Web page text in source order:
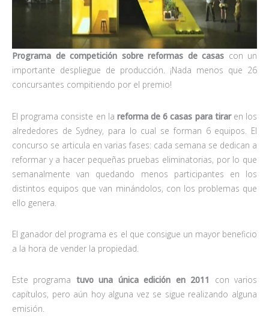
Programa de competición sobre reformas de casas con un
importante despliegue de producción. ¡Nada menos que 26
concursantes compitiendo por el premio!
El programa consiste en la reforma de 6 casas para tiraren los
alrededores de Sydney, para lo cual se forman 6 equipos. El
concurso se articula en varias fases: cada semana se dedican a
reformar y a hacer pequeñas pruebas eliminatorias, por lo que
semanalmente van quedando menos participantes en los
distintos equipos que van minándolos, con los problemas que
ello genera.
El ganador del programa es el que consigue un mayor beneficio
a la hora de vender la propiedad.
Este programa tuvo una única edición en 2011
con varios
capítulos, pero aún hoy alguna vez se sigue realizando alguna
emisión.